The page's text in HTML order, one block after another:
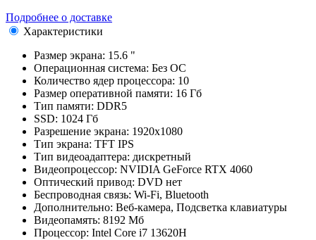
Подробнее о доставке
Характеристики
Размер экрана: 15.6 "
Операционная система: Без ОС
Количество ядер процессора: 10
Размер оперативной памяти: 16 Гб
Тип памяти: DDR5
SSD: 1024 Гб
Разрешение экрана: 1920x1080
Тип экрана: TFT IPS
Тип видеоадаптера: дискретный
Видеопроцессор: NVIDIA GeForce RTX 4060
Оптический привод: DVD нет
Беспроводная связь: Wi-Fi, Bluetooth
Дополнительно: Веб-камера, Подсветка клавиатуры
Видеопамять: 8192 Мб
Процессор: Intel Core i7 13620H